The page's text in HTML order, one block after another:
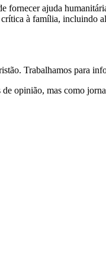
fornecer ajuda
à família, incluindo
Trabalhamos para
opinião, mas como